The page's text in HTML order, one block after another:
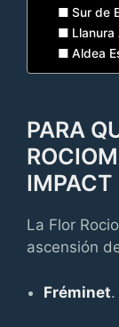
Sur de
Llanura
Aldea
PARA
IMPACT
La Flor
ascensión
Fréminet.